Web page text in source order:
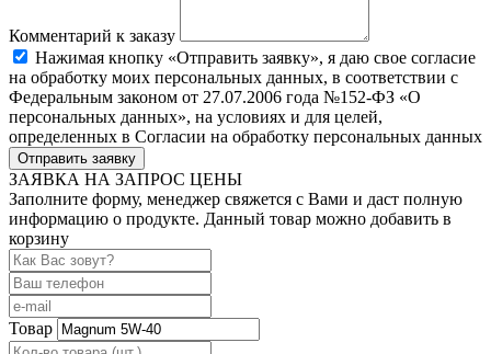
Комментарий к заказу
Нажимая кнопку «Отправить заявку», я даю свое согласие
на обработку моих персональных данных, в соответствии с
Федеральным законом от 27.07.2006 года №152-ФЗ «О
персональных данных», на условиях и для целей,
определенных в Согласии на обработку персональных данных
Отправить заявку
ЗАЯВКА НА ЗАПРОС ЦЕНЫ
Заполните форму, менеджер свяжется с Вами и даст полную
информацию о продукте. Данный товар можно добавить в
корзину
Товар